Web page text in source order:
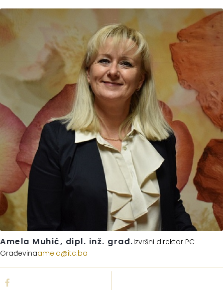
Amela Muhić, dipl. inž. građ.Izvršni direktor PC
Građevinaamela@itc.ba